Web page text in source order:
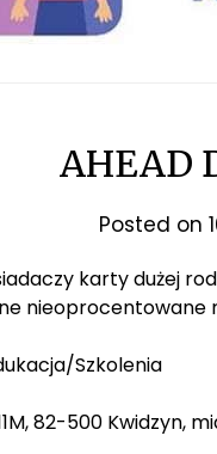
AHEAD
Posted on
karty dużej
nieoprocentowane
Szkolenia
82-500 Kwidzyn,